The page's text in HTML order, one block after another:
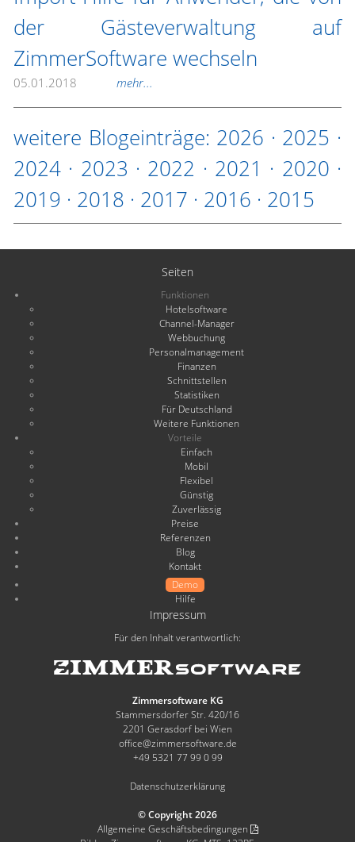
der Gästeverwaltung auf
ZimmerSoftware wechseln
05.01.2018 mehr...
weitere Blogeinträge: 2026 · 2025 ·
2024 · 2023 · 2022 · 2021 · 2020 ·
2019 · 2018 · 2017 · 2016 · 2015
Seiten
Funktionen
Hotelsoftware
Channel-Manager
Webbuchung
Personalmanagement
Finanzen
Schnittstellen
Statistiken
Für Deutschland
Weitere Funktionen
Vorteile
Einfach
Mobil
Flexibel
Günstig
Zuverlässig
Preise
Referenzen
Blog
Kontakt
Demo
Hilfe
Impressum
Für den Inhalt verantwortlich:
Zimmersoftware KG
Stammersdorfer Str. 420/16
2201 Gerasdorf bei Wien
office@zimmersoftware.de
+49 5321 77 99 0 99
Datenschutzerklärung
© Copyright 2026
Allgemeine Geschäftsbedingungen